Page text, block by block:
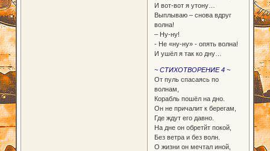
И вот-вот я утону…
Выплываю – снова вдруг
волна!
– Ну-ну!
- Не «ну-ну» - опять волна!
И ушёл я так ко дну…
~ СТИХОТВОРЕНИЕ 4 ~
От пуль спасаясь по
волнам,
Корабль пошёл на дно.
Он не причалит к берегам,
Где ждут его давно.
На дне он обретйт покой,
Без ветра и без волн.
О жизни он мечтал иной,